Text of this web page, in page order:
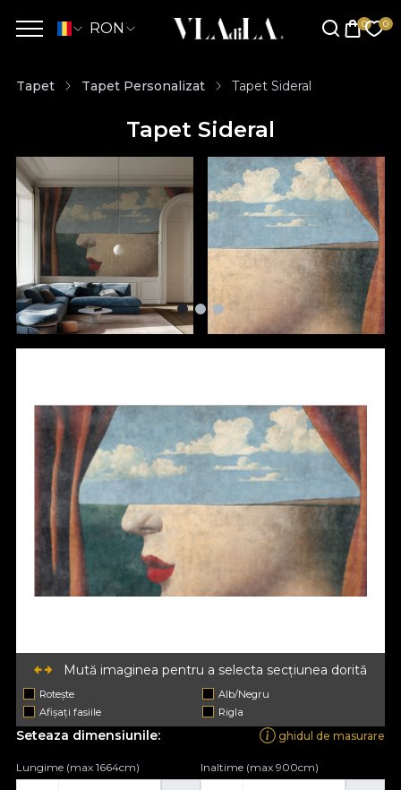
RON
Tapet Tapet Personalizat Tapet Sideral
Tapet Sideral
Mută imaginea pentru a selecta secțiunea dorită
Rotește
Alb/Negru
Afișați fasiile
Rigla
Seteaza dimensiunile: ghidul de masurare
Lungime (max 1664cm) Inaltime (max 900cm)